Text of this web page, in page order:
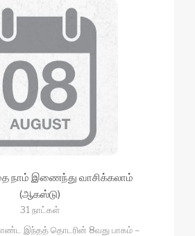
நாம் இணைந்து வாசிக்கலாம்
(ஆகஸ்டு)
31 நாட்கள்
இந்தத் தொடரின் 8வது பாகம் –